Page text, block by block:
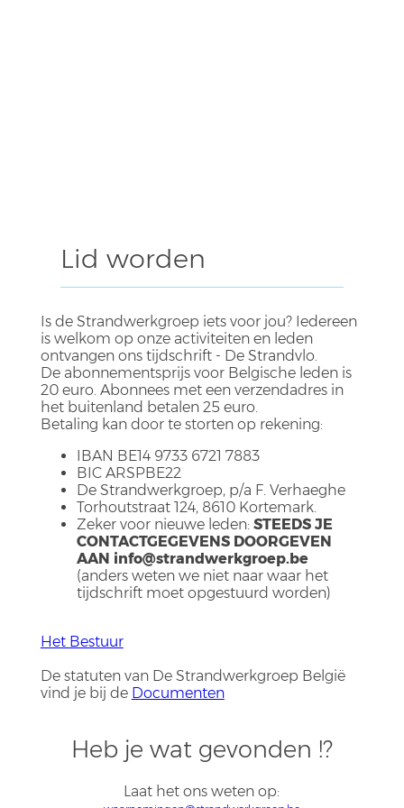
Lid worden
Is de Strandwerkgroep iets voor jou? Iedereen
is welkom op onze activiteiten en leden
ontvangen ons tijdschrift - De Strandvlo.
De abonnementsprijs voor Belgische leden is
20 euro. Abonnees met een verzendadres in
het buitenland betalen 25 euro.
Betaling kan door te storten op rekening:
IBAN BE14 9733 6721 7883
BIC ARSPBE22
De Strandwerkgroep, p/a F. Verhaeghe
Torhoutstraat 124, 8610 Kortemark.
Zeker voor nieuwe leden: STEEDS JE
CONTACTGEGEVENS DOORGEVEN
AAN info@strandwerkgroep.be
(anders weten we niet naar waar het
tijdschrift moet opgestuurd worden)
Het Bestuur
De statuten van De Strandwerkgroep België
vind je bij de Documenten
Heb je wat gevonden !?
Laat het ons weten op: